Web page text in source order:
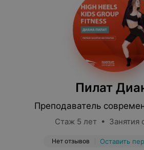
Пилат
Преподаватель
Стаж 5 лет • Занятия
Нет отзывов Оставить